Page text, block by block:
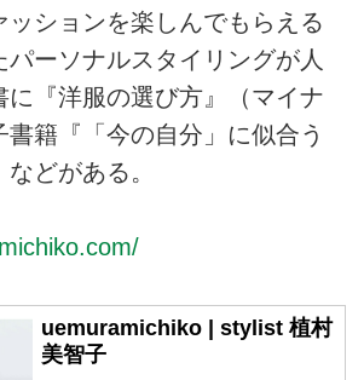
ッションを楽しんでもらえる
パーソナルスタイリングが人
に『洋服の選び方』（マイナ
書籍『「今の自分」に似合う
どがある。
uemuramichiko | stylist 植村
美智子